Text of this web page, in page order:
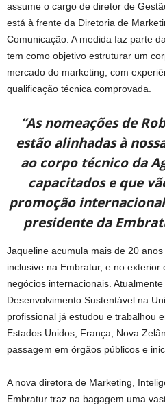
assume o cargo de diretor de
está à frente da Diretoria de
Comunicação. A medida faz parte
tem como objetivo estruturar um
mercado do marketing, com
qualificação técnica comprovada.
“As nomeações de
estão alinhadas à
ao corpo técnico da
capacitados e que
promoção
presidente da
Jaqueline acumula mais de 20
inclusive na Embratur, e no
negócios internacionais.
Desenvolvimento Sustentável na
profissional já estudou e trabalhou
Estados Unidos, França, Nova
passagem em órgãos públicos e
A nova diretora de Marketing,
Embratur traz na bagagem uma